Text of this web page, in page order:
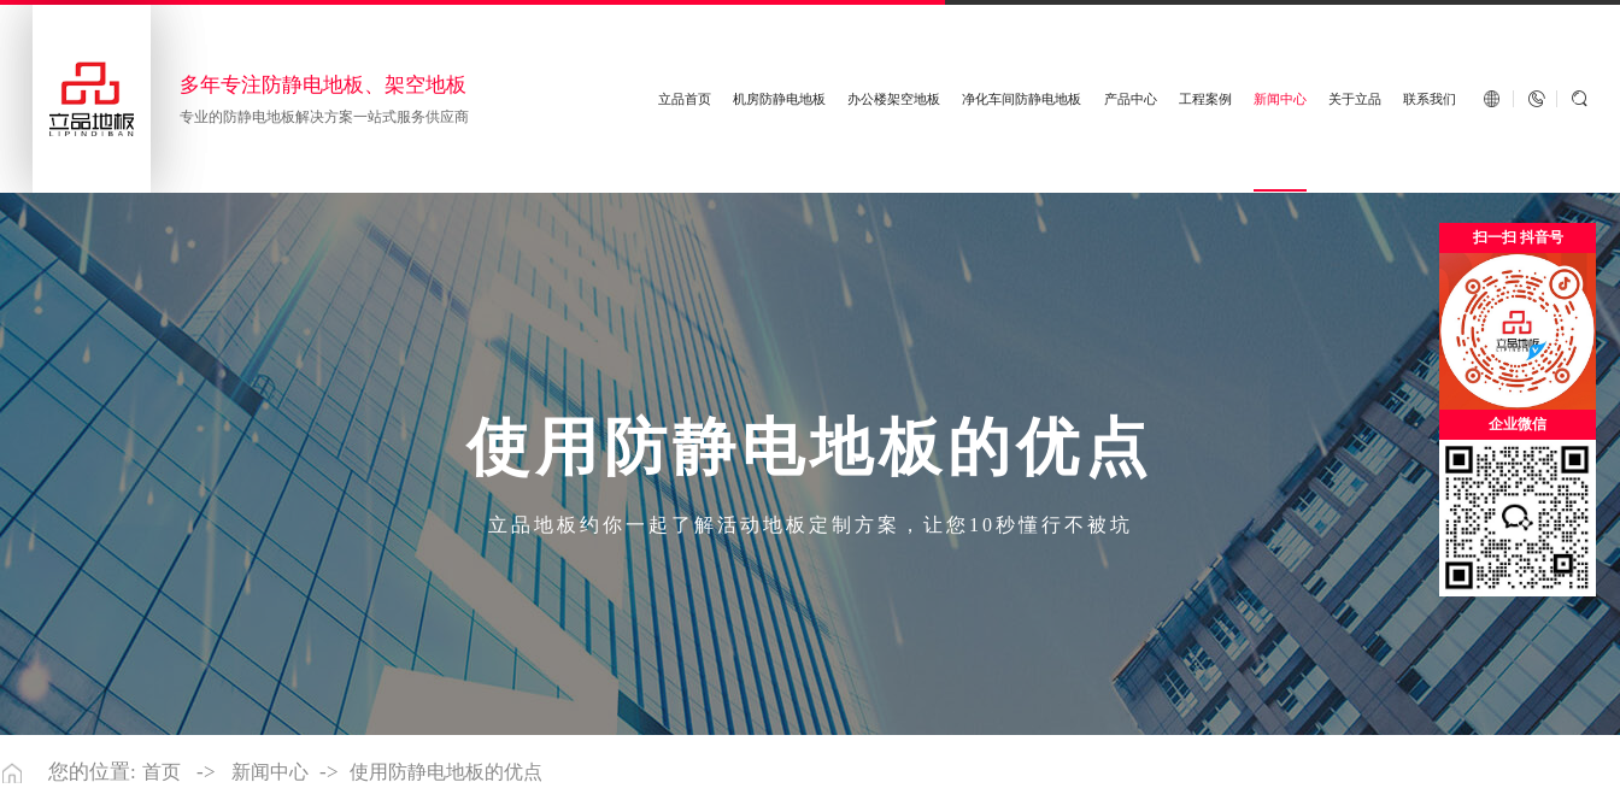
多年专注防静电地板、架空地板
专业的防静电地板解决方案一站式服务供应商
立品首页 机房防静电地板 办公楼架空地板 净化车间防静电地板 产品中心 工程案例 新闻中心 关于立品 联系我们 English  
使用防静电地板的优点
立品地板约你一起了解活动地板定制方案，让您10秒懂行不被坑
您的位置: 首页 -> 新闻中心 -> 使用防静电地板的优点
扫一扫 抖音号
企业微信